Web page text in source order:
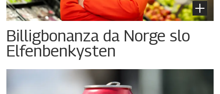
Billigbonanza da Norge slo
Elfenbenkysten